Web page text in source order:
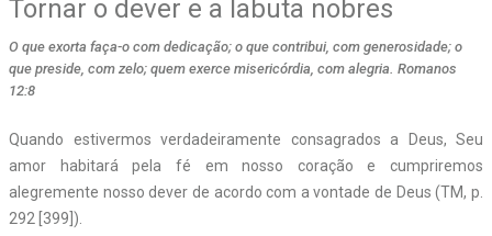
Tornar o dever e a labuta nobres
O que exorta faça-o com dedicação; o que contribui, com generosidade; o
que preside, com zelo; quem exerce misericórdia, com alegria. Romanos
12:8
Quando estivermos verdadeiramente consagrados a Deus, Seu
amor habitará pela fé em nosso coração e cumpriremos
alegremente nosso dever de acordo com a vontade de Deus (TM, p.
292 [399]).